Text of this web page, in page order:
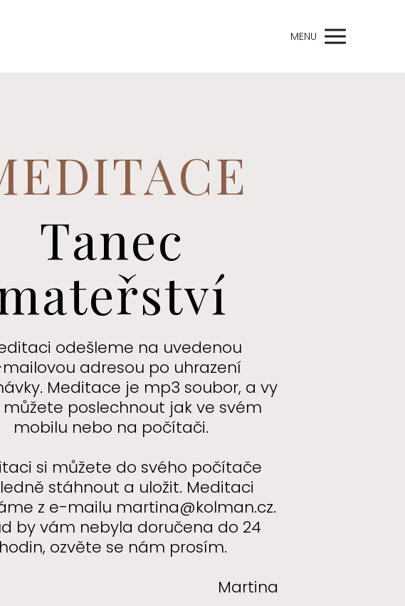
MENU
Tanec
odešleme na uvedenou
adresou po uhrazení
Meditace je mp3 soubor, a vy
můžete poslechnout jak ve svém
mobilu nebo na počítači.
si můžete do svého počítače
stáhnout a uložit. Meditaci
z e-mailu martina@kolman.cz.
by vám nebyla doručena do 24
hodin, ozvěte se nám prosím.
Martina